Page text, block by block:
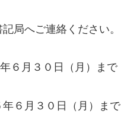
局へご連絡ください。
０日（月）まで
６月３０日（月）まで